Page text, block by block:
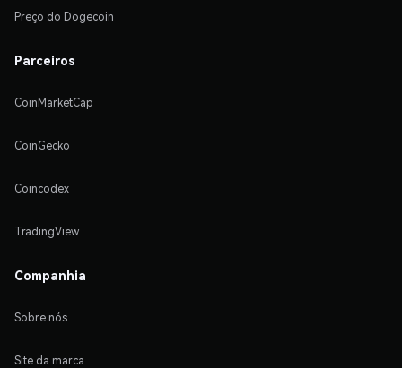
Preço do Dogecoin
Parceiros
CoinMarketCap
CoinGecko
Coincodex
TradingView
Companhia
Sobre nós
Site da marca